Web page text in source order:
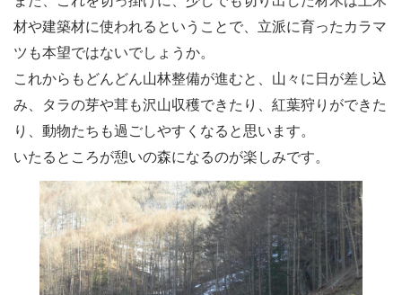
材や建築材に使われるということで、立派に育ったカラマ
ツも本望ではないでしょうか。
これからもどんどん山林整備が進むと、山々に日が差し込
み、タラの芽や茸も沢山収穫できたり、紅葉狩りができた
り、動物たちも過ごしやすくなると思います。
いたるところが憩いの森になるのが楽しみです。